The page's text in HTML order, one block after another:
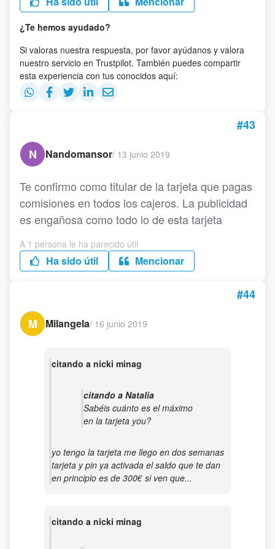
¿Te hemos ayudado?
Si valoras nuestra respuesta, por favor ayúdanos y valora
nuestro servicio en Trustpilot. También puedes compartir
esta experiencia con tus conocidos aquí:
#43
N
Nandomansor/ 13 junio 2019
Te confirmo como titular de la tarjeta que pagas
comisiones en todos los cajeros. La publicidad
es engañosa como todo lo de esta tarjeta
A 1 persona le ha parecido útil
Ha sido útil Mencionar
#44
M
Milangela/ 16 junio 2019
citando a nicki minag
citando a Natalia
Sabéis cuánto es el máximo
en la tarjeta you?
yo tengo la tarjeta me llego en dos semanas
tarjeta y pin ya activada el saldo que te dan
en principio es de 300€ si ven que...
citando a nicki minag